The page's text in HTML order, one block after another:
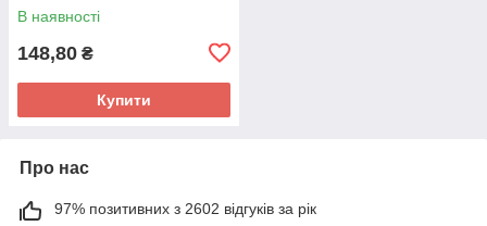
В наявності
148,80 ₴
Купити
Про нас
97% позитивних з 2602 відгуків за рік